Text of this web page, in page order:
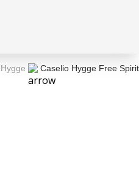
Caselio Hygge Free Spirit